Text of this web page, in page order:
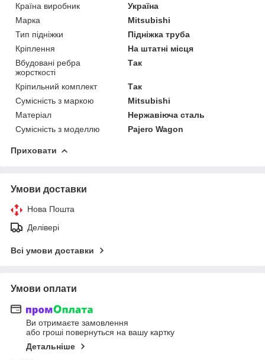
Країна виробник
Україна
Марка
Mitsubishi
Тип підніжки
Підніжка труба
Кріплення
На штатні місця
Вбудовані ребра
жорсткості
Так
Кріпильний комплект
Так
Сумісність з маркою
Mitsubishi
Матеріал
Нержавіюча сталь
Сумісність з моделлю
Pajero Wagon
Приховати
Умови доставки
Нова Пошта
Делівері
Всі умови доставки
Умови оплати
Ви отримаєте замовлення
або гроші повернуться на вашу картку
Детальніше